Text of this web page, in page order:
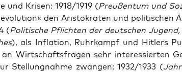
und Kri­sen: 1918/1919 (Preu­ßen­tum und
den Aris­to­kra­ten und poli­ti­schen
(Poli­ti­sche Pflich­ten der deut­schen
), als Infla­ti­on, Ruhr­kampf und Hit­lers
Wirt­schafts­fra­gen sehr inter­es­sier­ten
Stel­lung­nah­me zwan­gen; 1932/1933 (